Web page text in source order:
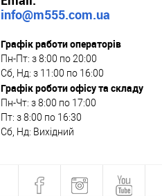
info@m555.com.ua
Графік работи операторів
Пн-Пт: з 8:00 по 20:00
Сб, Нд: з 11:00 по 16:00
Графік роботи офісу та складу
Пн-Чт: з 8:00 по 17:00
Пт: з 8:00 по 16:30
Сб, Нд: Вихідний